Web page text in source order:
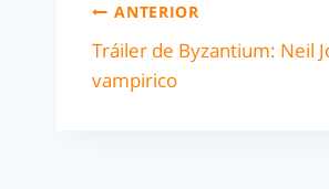
ANTERIOR
Tráiler de Byzantium: Neil
vampirico